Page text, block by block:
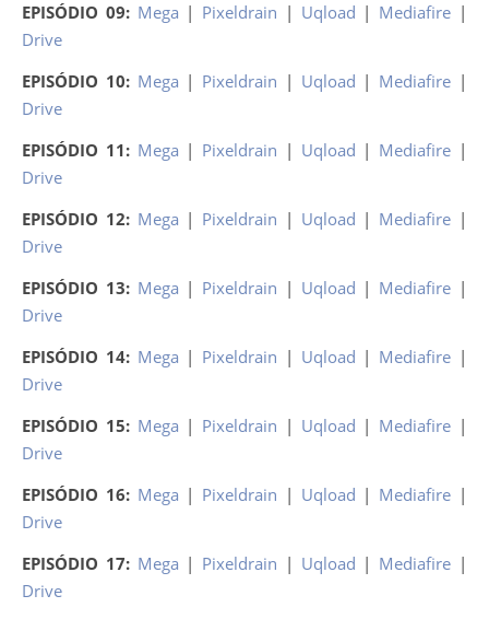
EPISÓDIO 09: Mega | Pixeldrain | Uqload | Mediafire |
Drive
EPISÓDIO 10: Mega | Pixeldrain | Uqload | Mediafire |
Drive
EPISÓDIO 11: Mega | Pixeldrain | Uqload | Mediafire |
Drive
EPISÓDIO 12: Mega | Pixeldrain | Uqload | Mediafire |
Drive
EPISÓDIO 13: Mega | Pixeldrain | Uqload | Mediafire |
Drive
EPISÓDIO 14: Mega | Pixeldrain | Uqload | Mediafire |
Drive
EPISÓDIO 15: Mega | Pixeldrain | Uqload | Mediafire |
Drive
EPISÓDIO 16: Mega | Pixeldrain | Uqload | Mediafire |
Drive
EPISÓDIO 17: Mega | Pixeldrain | Uqload | Mediafire |
Drive